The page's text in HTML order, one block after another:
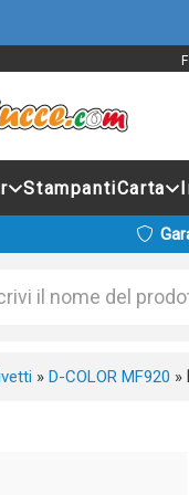
StampantiCarta
» D-COLOR MF920 »